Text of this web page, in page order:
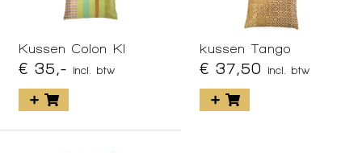
Kussen Colon KI
€ 35,- incl. btw
kussen Tango
€ 37,50 incl. btw